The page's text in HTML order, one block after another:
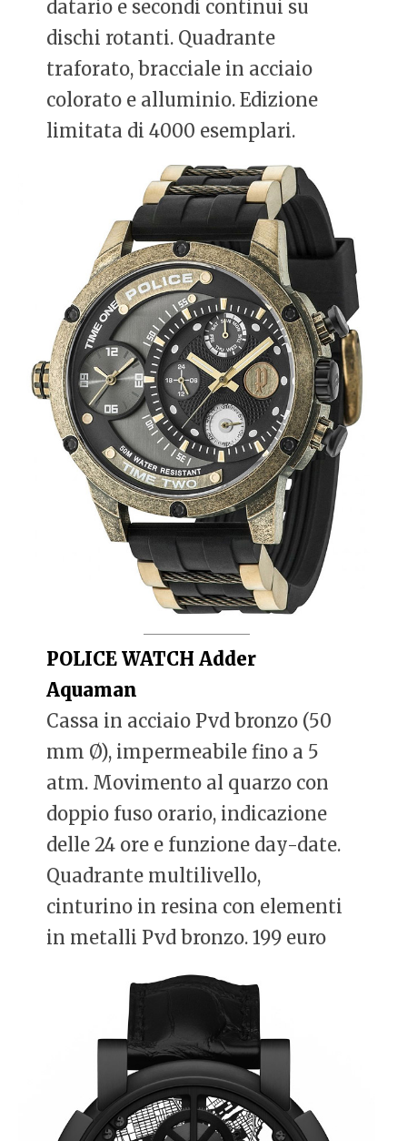
datario e secondi continui su
dischi rotanti. Quadrante
traforato, bracciale in acciaio
colorato e alluminio. Edizione
limitata di 4000 esemplari.
POLICE WATCH Adder
Aquaman
Cassa in acciaio Pvd bronzo (50
mm Ø), impermeabile fino a 5
atm. Movimento al quarzo con
doppio fuso orario, indicazione
delle 24 ore e funzione day-date.
Quadrante multilivello,
cinturino in resina con elementi
in metalli Pvd bronzo. 199 euro